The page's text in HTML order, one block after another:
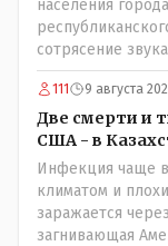
населения
сотрясение
необходимо
разобраться
население
111 9 августа
Две смерти и
США - в
Инфекция чаще
климатом и
заражается
загнивающая